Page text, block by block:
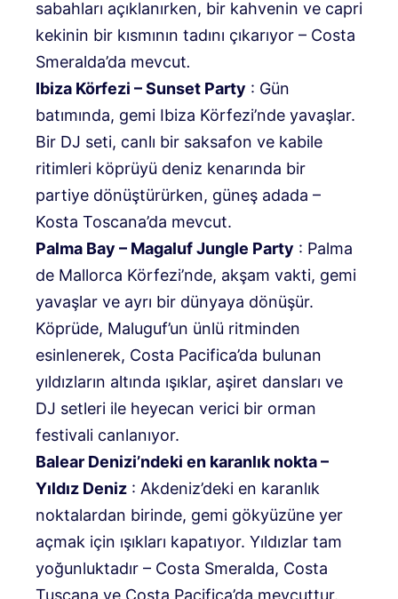
sabahları açıklanırken, bir kahvenin ve capri
kekinin bir kısmının tadını çıkarıyor – Costa
Smeralda’da mevcut.
Ibiza Körfezi – Sunset Party : Gün
batımında, gemi Ibiza Körfezi’nde yavaşlar.
Bir DJ seti, canlı bir saksafon ve kabile
ritimleri köprüyü deniz kenarında bir
partiye dönüştürürken, güneş adada –
Kosta Toscana’da mevcut.
Palma Bay – Magaluf Jungle Party : Palma
de Mallorca Körfezi’nde, akşam vakti, gemi
yavaşlar ve ayrı bir dünyaya dönüşür.
Köprüde, Maluguf’un ünlü ritminden
esinlenerek, Costa Pacifica’da bulunan
yıldızların altında ışıklar, aşiret dansları ve
DJ setleri ile heyecan verici bir orman
festivali canlanıyor.
Balear Denizi’ndeki en karanlık nokta –
Yıldız Deniz : Akdeniz’deki en karanlık
noktalardan birinde, gemi gökyüzüne yer
açmak için ışıkları kapatıyor. Yıldızlar tam
yoğunluktadır – Costa Smeralda, Costa
Tuscana ve Costa Pacifica’da mevcuttur.